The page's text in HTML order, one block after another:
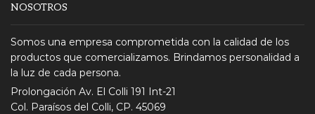
NOSOTROS
Somos una empresa comprometida con la calidad de los
productos que comercializamos. Brindamos personalidad a
la luz de cada persona.
Prolongación Av. El Colli 191 Int-21
Col. Paraísos del Colli, CP. 45069